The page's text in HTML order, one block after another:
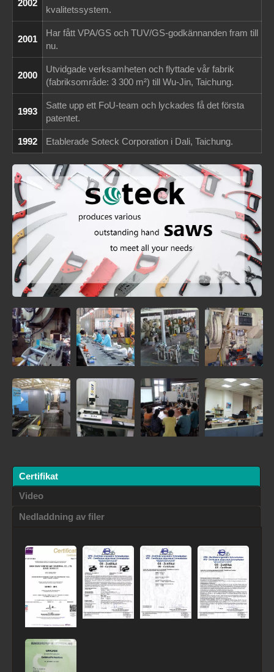
2002
kvalitetssystem.
2001
Har fått VPA/GS och TUV/GS-godkännanden fram till
nu.
2000
Utvidgade verksamheten och flyttade vår fabrik
(fabriksområde: 3 300 m²) till Wu-Jin, Taichung.
1993
Satte upp ett FoU-team och lyckades få det första
patentet.
1992 Etablerade Soteck Corporation i Dali, Taichung.
Certifikat
Video
Nedladdning av filer